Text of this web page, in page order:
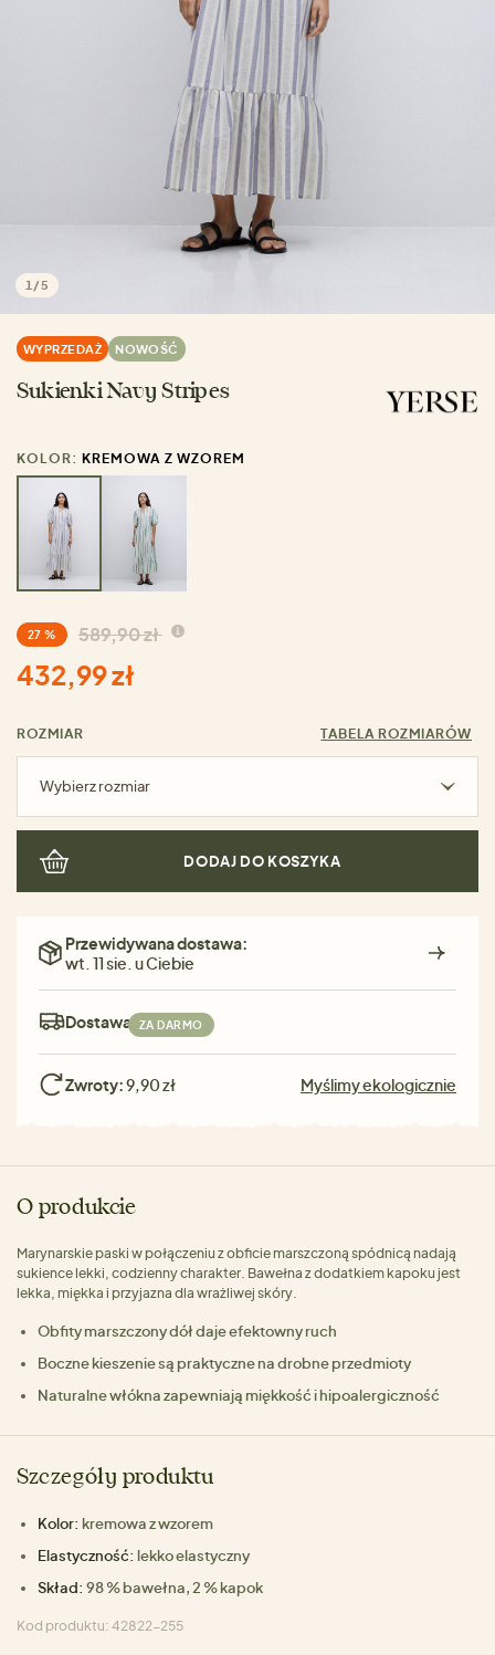
1 /5
WYPRZEDAŻ NOWOŚĆ
Sukienki Navy Stripes
KOLOR: KREMOWA Z WZOREM
27 % 589,90 zł
432,99 zł
ROZMIAR TABELA ROZMIARÓW
Wybierz rozmiar
DODAJ DO KOSZYKA
Przewidywana dostawa:
wt. 11 sie. u Ciebie
Dostawa: ZA DARMO
Zwroty:9,90 zł Myślimy ekologicznie
O produkcie
Marynarskie paski w połączeniu z obficie marszczoną spódnicą nadają
sukience lekki, codzienny charakter. Bawełna z dodatkiem kapoku jest
lekka, miękka i przyjazna dla wrażliwej skóry.
Obfity marszczony dół daje efektowny ruch
Boczne kieszenie są praktyczne na drobne przedmioty
Naturalne włókna zapewniają miękkość i hipoalergiczność
Szczegóły produktu
Kolor: kremowa z wzorem
Elastyczność: lekko elastyczny
Skład: 98 % bawełna, 2 % kapok
Kod produktu: 42822-255